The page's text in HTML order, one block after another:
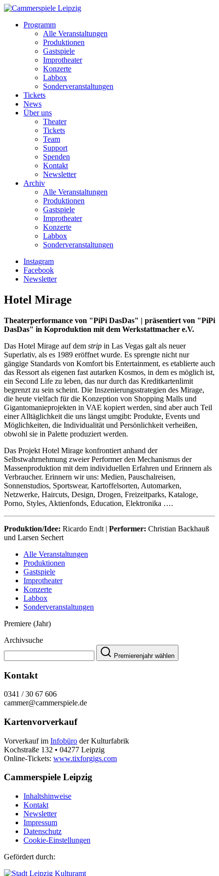
Programm
Alle Veranstaltungen
Produktionen
Gastspiele
Improtheater
Konzerte
Labbox
Sonderveranstaltungen
Tickets
News
Über uns
Theater
Tickets
Team
Support
Spenden
Kontakt
Newsletter
Archiv
Alle Veranstaltungen
Produktionen
Gastspiele
Improtheater
Konzerte
Labbox
Sonderveranstaltungen
Instagram
Facebook
Newsletter
Hotel Mirage
Theaterperformance von "PiPi DasDas" | präsentiert von "PiPi
DasDas" in Koproduktion mit dem Werkstattmacher e.V.
Das Hotel Mirage auf dem strip in Las Vegas galt als neuer
Superlativ, als es 1989 eröffnet wurde. Es sprengte nicht nur
gängige Standards von Komfort bis Entertainment, es etablierte auch
das Ressort als eigenen fast autarken Kosmos, in dem es möglich ist,
ein Second Life zu leben, das nur durch das Kreditkartenlimit
begrenzt zu sein scheint. Die Inszenierungsstrategien des Mirage,
die heute vielfach für die Konzeption von Shopping Malls und
Gigantomanieprojekten in VAE kopiert werden, sind aber auch Teil
einer Alltäglichkeit die uns längst umgibt: Produkte, Events und
Möglichkeiten, die Individualität und Persönlichkeit verheißen,
obwohl sie in Palette produziert werden.
Das Projekt Hotel Mirage konfrontiert anhand der
Selbstwahrnehmung zweier Performer den Mechanismus der
Massenproduktion mit dem individuellen Erfahren und Erinnern als
Verbraucher. Erinnern wir uns: Medien, Pauschalreisen,
Sonnenstudios, Sportswear, Kartoffelsorten, Automarken,
Netzwerke, Haircuts, Design, Drogen, Freizeitparks, Kataloge,
Porno, Styles, Aktienfonds, Education, Elektronika ….
Produktion/Idee: Ricardo Endt | Performer: Christian Backhauß
und Larsen Sechert
Alle Veranstaltungen
Produktionen
Gastspiele
Improtheater
Konzerte
Labbox
Sonderveranstaltungen
Premiere (Jahr)
Archivsuche
Premierenjahr wählen
Kontakt
0341 / 30 67 606
cammer@cammerspiele.de
Kartenvorverkauf
Vorverkauf im Infobüro der Kulturfabrik
Kochstraße 132 • 04277 Leipzig
Online-Tickets: www.tixforgigs.com
Cammerspiele Leipzig
Inhaltshinweise
Kontakt
Newsletter
Impressum
Datenschutz
Cookie-Einstellungen
Gefördert durch: